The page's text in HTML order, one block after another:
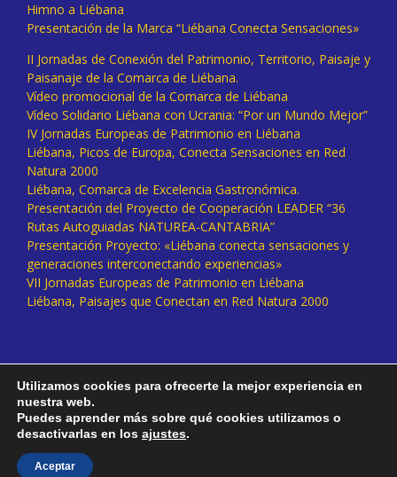
Himno a Liébana
Presentación de la Marca “Liébana Conecta Sensaciones»
II Jornadas de Conexión del Patrimonio, Territorio, Paisaje y
Paisanaje de la Comarca de Liébana.
Vídeo promocional de la Comarca de Liébana
Vídeo Solidario Liébana con Ucrania: “Por un Mundo Mejor”
IV Jornadas Europeas de Patrimonio en Liébana
Liébana, Picos de Europa, Conecta Sensaciones en Red
Natura 2000
Liébana, Comarca de Excelencia Gastronómica.
Presentación del Proyecto de Cooperación LEADER “36
Rutas Autoguiadas NATUREA-CANTABRIA”
Presentación Proyecto: «Liébana conecta sensaciones y
generaciones interconectando experiencias»
VII Jornadas Europeas de Patrimonio en Liébana
Liébana, Paisajes que Conectan en Red Natura 2000
Utilizamos cookies para ofrecerte la mejor experiencia en
nuestra web.
Puedes aprender más sobre qué cookies utilizamos o
desactivarlas en los ajustes.
Aceptar